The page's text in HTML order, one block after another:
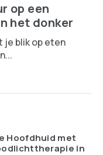
op een
het donker
je blik op eten
Hoofdhuid met
in